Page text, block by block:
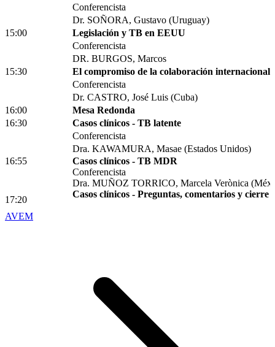
Conferencista
Dr. SOÑORA, Gustavo (Uruguay)
15:00
Legislación y TB en EEUU
Conferencista
DR. BURGOS, Marcos
15:30
El compromiso de la colaboración internacional
Conferencista
Dr. CASTRO, José Luis (Cuba)
16:00
Mesa Redonda
16:30
Casos clínicos - TB latente
Conferencista
Dra. KAWAMURA, Masae (Estados Unidos)
16:55
Casos clínicos - TB MDR
Conferencista
Dra. MUÑOZ TORRICO, Marcela Verònica
17:20
Casos clínicos - Preguntas, comentarios y cierre
AVEM